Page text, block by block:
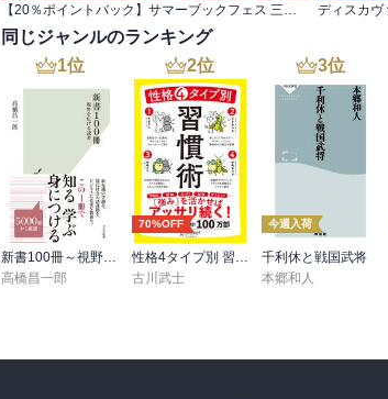
【20％ポイントバック】サマーブックフェス 三宅香帆フェア開催記念！約20冊対象
同じジャンルのランキング
1位
新書100冊～視野を広げる読書～
高橋昌一郎
2位
70%OFF
性格4タイプ別 習慣術
古川武士
3位
今週入荷
千利休と戦国武将
本郷和人